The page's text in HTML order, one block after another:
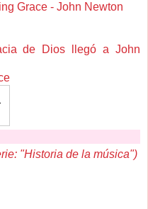
Grace - John Newton
de Dios llegó a John
"Historia de la música")